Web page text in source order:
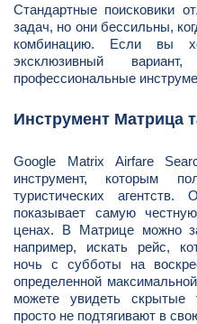
Стандартные поисковики
задач, но они бессильны,
комбинацию. Если вы
эксклюзивный
профессиональные
Инструмент Матрица
Google Matrix Airfare
инструмент, которым
туристических
показывает самую
ценах. В Матрице можно
например, искать рейс,
ночь с субботы на
определенной
можете увидеть скрытые
просто не подтягивают в